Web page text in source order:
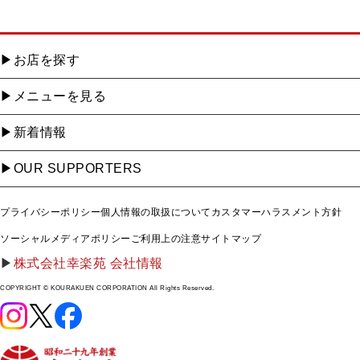
お店を探す
メニューを見る
新着情報
OUR SUPPORTERS
プライバシーポリシー個人情報の取扱について カスタマーハラスメント方針
ソーシャルメディアポリシー ご利用上の注意サイトマップ
株式会社幸楽苑 会社情報
COPYRIGHT © KOURAKUEN CORPORATION All Rights Reserved.